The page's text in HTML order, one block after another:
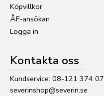
Köpvillkor
ÅF-ansökan
Logga in
Kontakta oss
Kundservice: 08-121 374 07
severinshop@severin.se